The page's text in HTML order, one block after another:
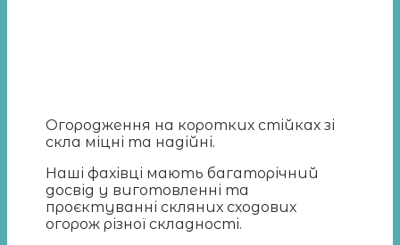
Огородження на коротких стійках зі
скла міцні та надійні.
Наші фахівці мають багаторічний
досвід у виготовленні та
проєктуванні скляних сходових
огорож різної складності.